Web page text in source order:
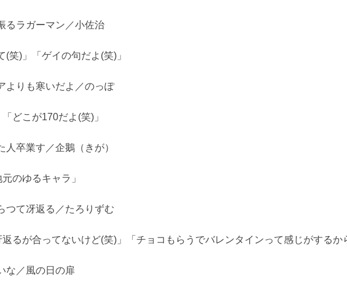
るラガーマン／小佐治
(笑)」「ゲイの句だよ(笑)」
よりも寒いだよ／のっぽ
どこが170だよ(笑)」
人卒業す／企鵝（きが）
のゆるキャラ」
つて冴返る／たろりずむ
るが合ってないけど(笑)」「チョコもらうでバレンタインって感じがするか
な／風の日の扉